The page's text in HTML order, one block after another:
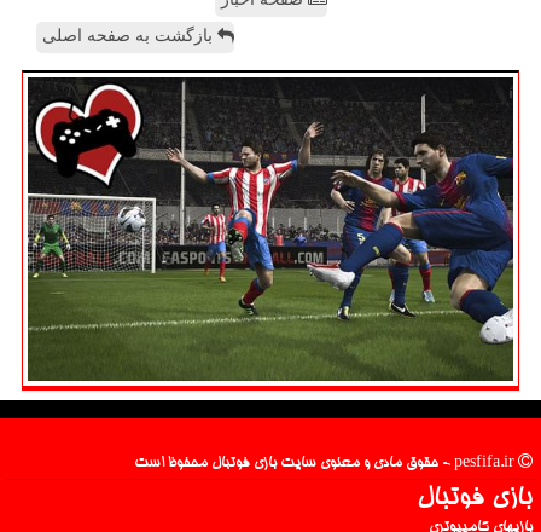
بازگشت به صفحه اصلی
بازی فوتبال
بازیهای کامپیوتری